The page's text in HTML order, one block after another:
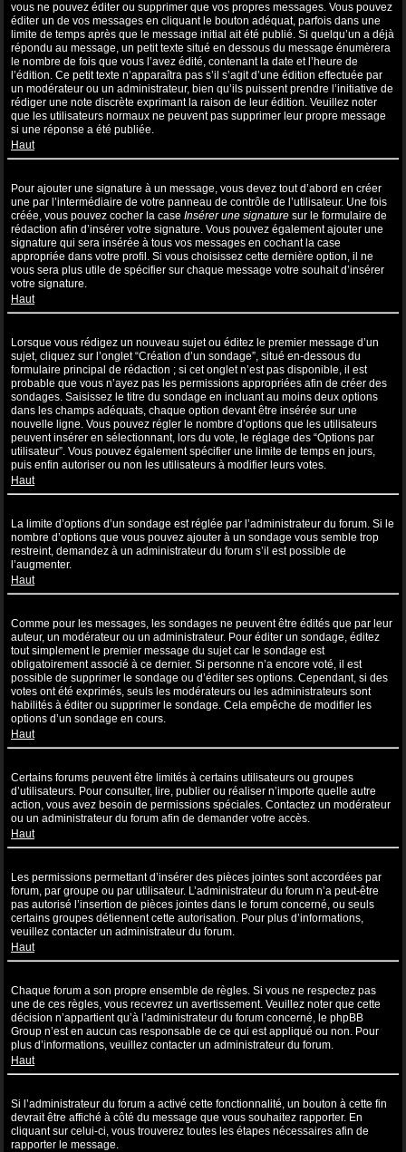
vous ne pouvez éditer ou supprimer que vos propres messages. Vous pouvez
éditer un de vos messages en cliquant le bouton adéquat, parfois dans une
limite de temps après que le message initial ait été publié. Si quelqu’un a déjà
répondu au message, un petit texte situé en dessous du message énumèrera
le nombre de fois que vous l’avez édité, contenant la date et l’heure de
l’édition. Ce petit texte n’apparaîtra pas s’il s’agit d’une édition effectuée par
un modérateur ou un administrateur, bien qu’ils puissent prendre l’initiative de
rédiger une note discrète exprimant la raison de leur édition. Veuillez noter
que les utilisateurs normaux ne peuvent pas supprimer leur propre message
si une réponse a été publiée.
Haut
Pour ajouter une signature à un message, vous devez tout d’abord en créer
une par l’intermédiaire de votre panneau de contrôle de l’utilisateur. Une fois
créée, vous pouvez cocher la case Insérer une signature sur le formulaire de
rédaction afin d’insérer votre signature. Vous pouvez également ajouter une
signature qui sera insérée à tous vos messages en cochant la case
appropriée dans votre profil. Si vous choisissez cette dernière option, il ne
vous sera plus utile de spécifier sur chaque message votre souhait d’insérer
votre signature.
Haut
Lorsque vous rédigez un nouveau sujet ou éditez le premier message d’un
sujet, cliquez sur l’onglet “Création d’un sondage”, situé en-dessous du
formulaire principal de rédaction ; si cet onglet n’est pas disponible, il est
probable que vous n’ayez pas les permissions appropriées afin de créer des
sondages. Saisissez le titre du sondage en incluant au moins deux options
dans les champs adéquats, chaque option devant être insérée sur une
nouvelle ligne. Vous pouvez régler le nombre d’options que les utilisateurs
peuvent insérer en sélectionnant, lors du vote, le réglage des “Options par
utilisateur”. Vous pouvez également spécifier une limite de temps en jours,
puis enfin autoriser ou non les utilisateurs à modifier leurs votes.
Haut
La limite d’options d’un sondage est réglée par l’administrateur du forum. Si le
nombre d’options que vous pouvez ajouter à un sondage vous semble trop
restreint, demandez à un administrateur du forum s’il est possible de
l’augmenter.
Haut
Comme pour les messages, les sondages ne peuvent être édités que par leur
auteur, un modérateur ou un administrateur. Pour éditer un sondage, éditez
tout simplement le premier message du sujet car le sondage est
obligatoirement associé à ce dernier. Si personne n’a encore voté, il est
possible de supprimer le sondage ou d’éditer ses options. Cependant, si des
votes ont été exprimés, seuls les modérateurs ou les administrateurs sont
habilités à éditer ou supprimer le sondage. Cela empêche de modifier les
options d’un sondage en cours.
Haut
Certains forums peuvent être limités à certains utilisateurs ou groupes
d’utilisateurs. Pour consulter, lire, publier ou réaliser n’importe quelle autre
action, vous avez besoin de permissions spéciales. Contactez un modérateur
ou un administrateur du forum afin de demander votre accès.
Haut
Les permissions permettant d’insérer des pièces jointes sont accordées par
forum, par groupe ou par utilisateur. L’administrateur du forum n’a peut-être
pas autorisé l’insertion de pièces jointes dans le forum concerné, ou seuls
certains groupes détiennent cette autorisation. Pour plus d’informations,
veuillez contacter un administrateur du forum.
Haut
Chaque forum a son propre ensemble de règles. Si vous ne respectez pas
une de ces règles, vous recevrez un avertissement. Veuillez noter que cette
décision n’appartient qu’à l’administrateur du forum concerné, le phpBB
Group n’est en aucun cas responsable de ce qui est appliqué ou non. Pour
plus d’informations, veuillez contacter un administrateur du forum.
Haut
Si l’administrateur du forum a activé cette fonctionnalité, un bouton à cette fin
devrait être affiché à côté du message que vous souhaitez rapporter. En
cliquant sur celui-ci, vous trouverez toutes les étapes nécessaires afin de
rapporter le message.